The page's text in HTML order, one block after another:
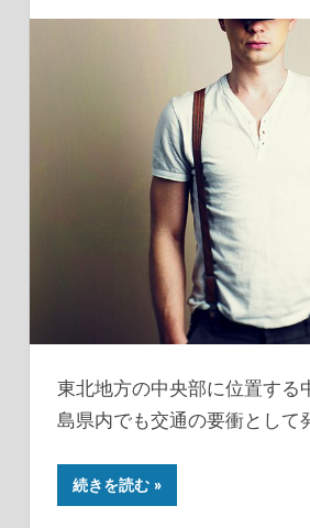
東北地方の中央部に位置する
島県内でも交通の要衝として
続きを読む